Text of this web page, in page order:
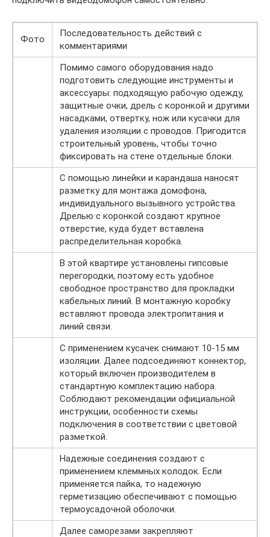
Фото
Последовательность действий с
комментариями
Помимо самого оборудования надо
подготовить следующие инструменты и
аксессуары: подходящую рабочую одежду,
защитные очки, дрель с коронкой и другими
насадками, отвертку, нож или кусачки для
удаления изоляции с проводов. Пригодится
строительный уровень, чтобы точно
фиксировать на стене отдельные блоки.
С помощью линейки и карандаша наносят
разметку для монтажа домофона,
индивидуального вызывного устройства.
Дрелью с коронкой создают крупное
отверстие, куда будет вставлена
распределительная коробка.
В этой квартире установлены гипсовые
перегородки, поэтому есть удобное
свободное пространство для прокладки
кабельных линий. В монтажную коробку
вставляют провода электропитания и
линий связи.
С применением кусачек снимают 10-15 мм
изоляции. Далее подсоединяют коннектор,
который включен производителем в
стандартную комплектацию набора.
Соблюдают рекомендации официальной
инструкции, особенности схемы
подключения в соответствии с цветовой
разметкой.
Надежные соединения создают с
применением клеммных колодок. Если
применяется пайка, то надежную
герметизацию обеспечивают с помощью
термоусадочной оболочки.
Далее саморезами закрепляют